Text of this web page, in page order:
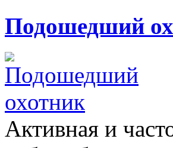
Подошедший
Активная и